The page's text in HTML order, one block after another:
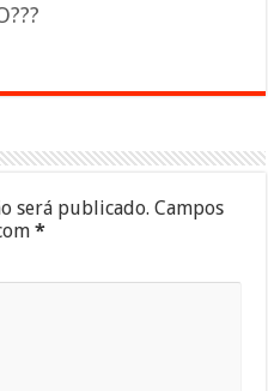
será publicado. Campos
*